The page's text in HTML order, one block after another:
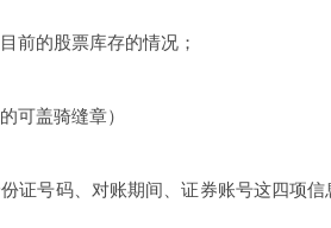
前的股票库存的情况；
可盖骑缝章）
证号码、对账期间、证券账号这四项